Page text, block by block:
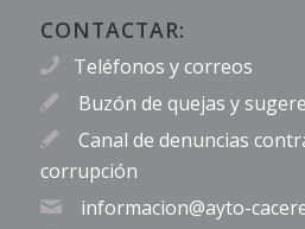
CONTACTAR:
Teléfonos y correos
Buzón de quejas y
Canal de denuncias
corrupción
informacion@ayto-